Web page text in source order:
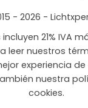
- 2026 -
21% IVA
leer nuestros
experiencia
nuestra
cookies.